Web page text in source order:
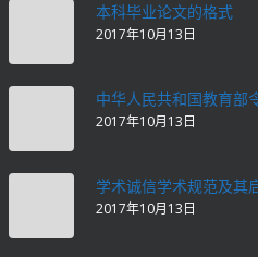
本科毕业论文的格式
2017年10月13日
中华人民共和国教育部
2017年10月13日
学术诚信学术规范及其
2017年10月13日